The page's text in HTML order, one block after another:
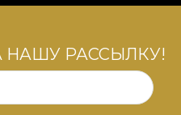
НАШУ РАССЫЛКУ!